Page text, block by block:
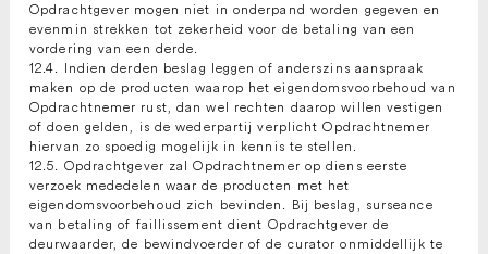
Opdrachtgever mogen niet in onderpand worden gegeven en
evenmin strekken tot zekerheid voor de betaling van een
vordering van een derde.
12.4. Indien derden beslag leggen of anderszins aanspraak
maken op de producten waarop het eigendomsvoorbehoud van
Opdrachtnemer rust, dan wel rechten daarop willen vestigen
of doen gelden, is de wederpartij verplicht Opdrachtnemer
hiervan zo spoedig mogelijk in kennis te stellen.
12.5. Opdrachtgever zal Opdrachtnemer op diens eerste
verzoek mededelen waar de producten met het
eigendomsvoorbehoud zich bevinden. Bij beslag, surseance
van betaling of faillissement dient Opdrachtgever de
deurwaarder, de bewindvoerder of de curator onmiddellijk te